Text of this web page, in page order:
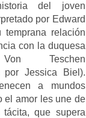
del joven
por Edward
temprana relación
con la duquesa
Teschen
por Jessica Biel).
a mundos
el amor les une de
tácita, que supera